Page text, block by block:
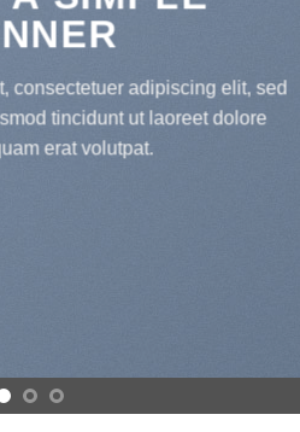
consectetuer adipiscing elit, sed
tincidunt ut laoreet dolore
erat volutpat.